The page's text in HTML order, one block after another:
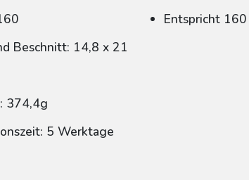
Beschnitt: 14,8 x 21
374,4g
5 Werktage
Entspricht